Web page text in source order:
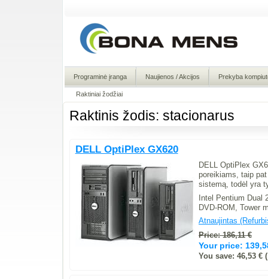
Programinė įranga Naujienos / Akcijos Prekyba
Raktiniai žodžiai
Raktinis žodis: stacionarus
DELL OptiPlex GX620
DELL OptiPlex
poreikiams, taip
sistemą, todėl yra
Intel Pentium
DVD-ROM, Tower
Atnaujintas
Price: 186,11 €
Your price:
You save: 46,53 €